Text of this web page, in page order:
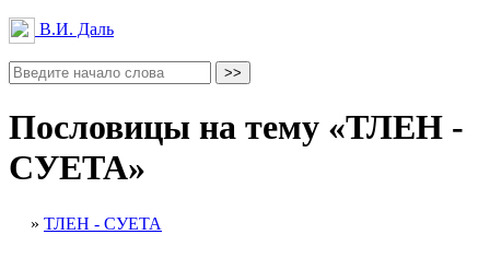
В.И. Даль
Пословицы на тему «ТЛЕН -
СУЕТА»
» ТЛЕН - СУЕТА